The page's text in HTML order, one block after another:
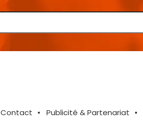
Contact Publicité & Partenariat